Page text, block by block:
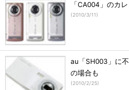
「CA004」のカ
(2010/3/11)
au「SH003」に
の場合も
(2010/2/25)